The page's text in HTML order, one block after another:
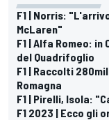
F1 | Norris:
McLaren"
F1 | Alfa Romeo:
del Quadrifoglio
F1 | Raccolti
Romagna
F1 | Pirelli, Isola:
F1 2023 | Ecco gli